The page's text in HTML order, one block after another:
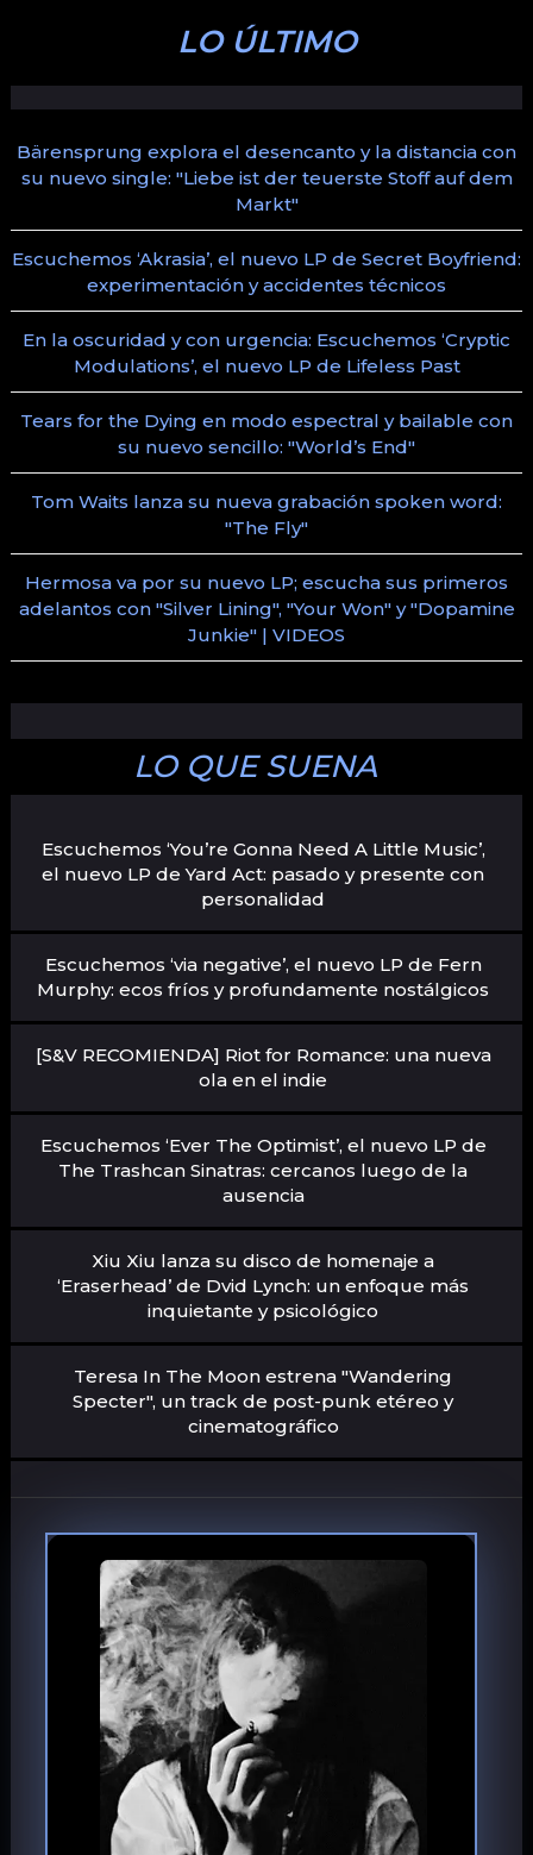
LO ÚLTIMO
Bärensprung explora el desencanto y la distancia con
su nuevo single: "Liebe ist der teuerste Stoff auf dem
Markt"
Escuchemos ‘Akrasia’, el nuevo LP de Secret Boyfriend:
experimentación y accidentes técnicos
En la oscuridad y con urgencia: Escuchemos ‘Cryptic
Modulations’, el nuevo LP de Lifeless Past
Tears for the Dying en modo espectral y bailable con
su nuevo sencillo: "World’s End"
Tom Waits lanza su nueva grabación spoken word:
"The Fly"
Hermosa va por su nuevo LP; escucha sus primeros
adelantos con "Silver Lining", "Your Won" y "Dopamine
Junkie" | VIDEOS
LO QUE SUENA
Escuchemos ‘You’re Gonna Need A Little Music’,
el nuevo LP de Yard Act: pasado y presente con
personalidad
Escuchemos ‘via negative’, el nuevo LP de Fern
Murphy: ecos fríos y profundamente nostálgicos
[S&V RECOMIENDA] Riot for Romance: una nueva
ola en el indie
Escuchemos ‘Ever The Optimist’, el nuevo LP de
The Trashcan Sinatras: cercanos luego de la
ausencia
Xiu Xiu lanza su disco de homenaje a
‘Eraserhead’ de Dvid Lynch: un enfoque más
inquietante y psicológico
Teresa In The Moon estrena "Wandering
Specter", un track de post-punk etéreo y
cinematográfico